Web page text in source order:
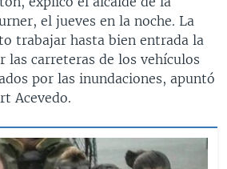
el jueves en la noche. La
trabajar hasta bien entrada la
las carreteras de los vehículos
por las inundaciones, apuntó
Acevedo.